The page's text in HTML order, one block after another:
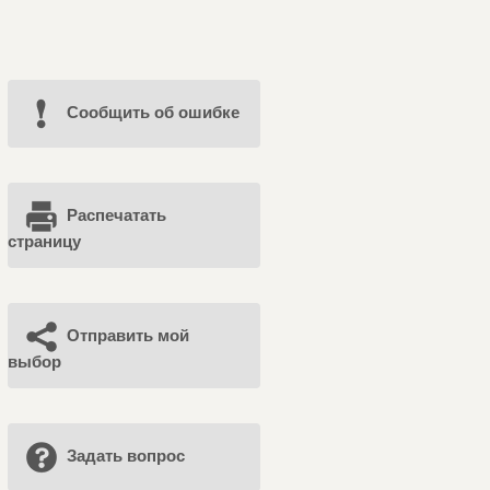
Cообщить об ошибке
Распечатать
страницу
Отправить мой
выбор
Задать вопрос